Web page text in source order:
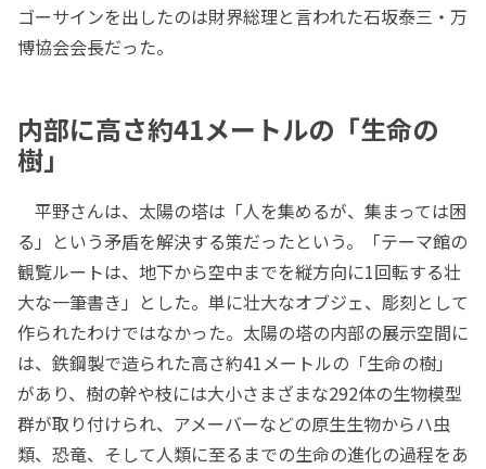
ゴーサインを出したのは財界総理と言われた石坂泰三・万
博協会会長だった。
内部に高さ約41メートルの「生命の
樹」
平野さんは、太陽の塔は「人を集めるが、集まっては困
る」という矛盾を解決する策だったという。「テーマ館の
観覧ルートは、地下から空中までを縦方向に1回転する壮
大な一筆書き」とした。単に壮大なオブジェ、彫刻として
作られたわけではなかった。太陽の塔の内部の展示空間に
は、鉄鋼製で造られた高さ約41メートルの「生命の樹」
があり、樹の幹や枝には大小さまざまな292体の生物模型
群が取り付けられ、アメーバーなどの原生生物からハ虫
類、恐竜、そして人類に至るまでの生命の進化の過程をあ